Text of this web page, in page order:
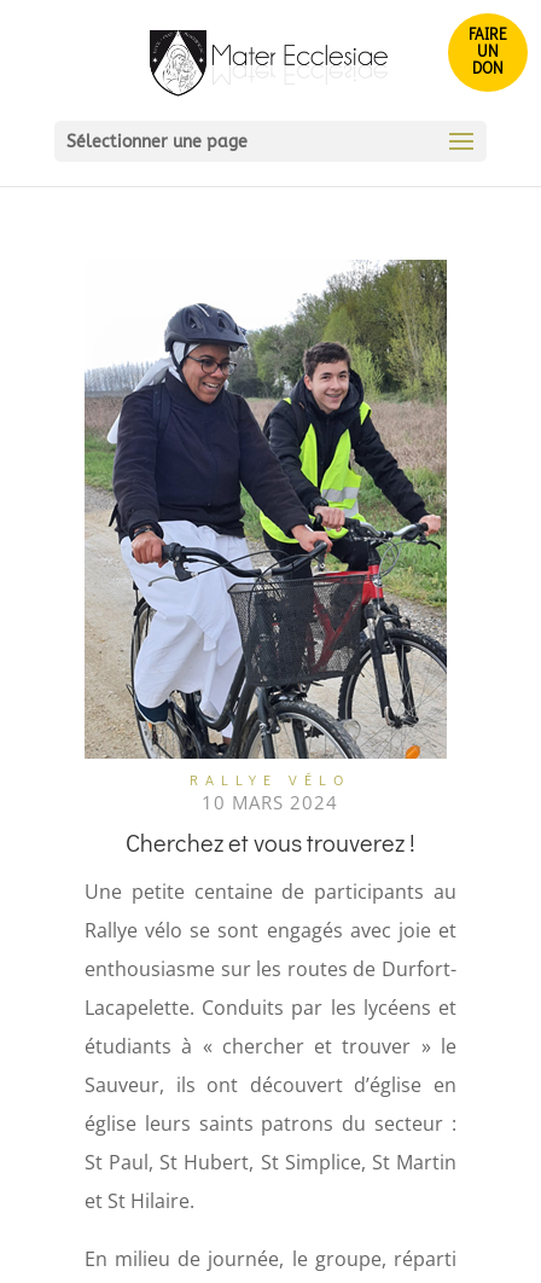
FAIRE
UN
DON
Sélectionner une page
RALLYE VÉLO
10 MARS 2024
Cherchez et vous trouverez !
Une petite centaine de participants au
Rallye vélo se sont engagés avec joie et
enthousiasme sur les routes de Durfort-
Lacapelette. Conduits par les lycéens et
étudiants à « chercher et trouver » le
Sauveur, ils ont découvert d’église en
église leurs saints patrons du secteur :
St Paul, St Hubert, St Simplice, St Martin
et St Hilaire.
En milieu de journée, le groupe, réparti